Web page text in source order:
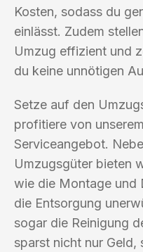
Kosten, sodass du
einlässt. Zudem
Umzug effizient und
du keine unnötigen
Setze auf den
profitiere von
Serviceangebot.
Umzugsgüter bieten
wie die Montage und
die Entsorgung
sogar die Reinigung
sparst nicht nur Geld,